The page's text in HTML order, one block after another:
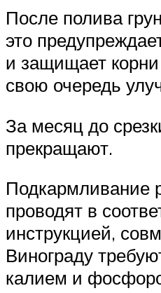
После полива
это
и защищает корни
свою очередь
За месяц до
прекращают.
Подкармливание
проводят в
инструкцией,
Винограду
калием и